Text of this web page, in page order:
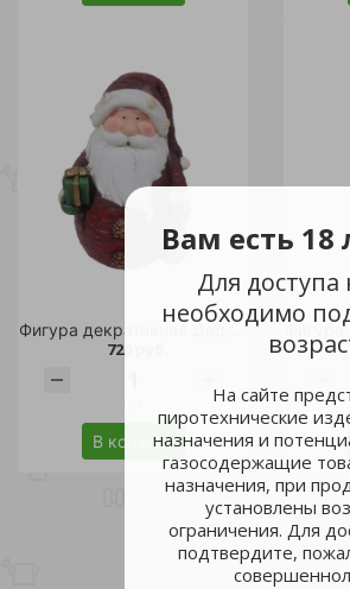
Вам есть 18
Для доступа
необходимо
На сайте
пиротехнические
назначения и
газосодержащие
назначения, при
установлены
ограничения. Для
подтвердите,
720 руб.
В корзину